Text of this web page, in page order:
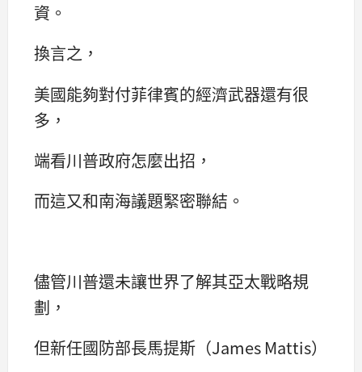
資。
換言之，
美國能夠對付菲律賓的經濟武器還有很
多，
端看川普政府怎麼出招，
而這又和南海議題緊密聯結。
儘管川普還未讓世界了解其亞太戰略規
劃，
但新任國防部長馬提斯（James Mattis）